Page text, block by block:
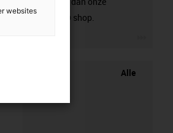
chainflex® shop.
Alle
websites